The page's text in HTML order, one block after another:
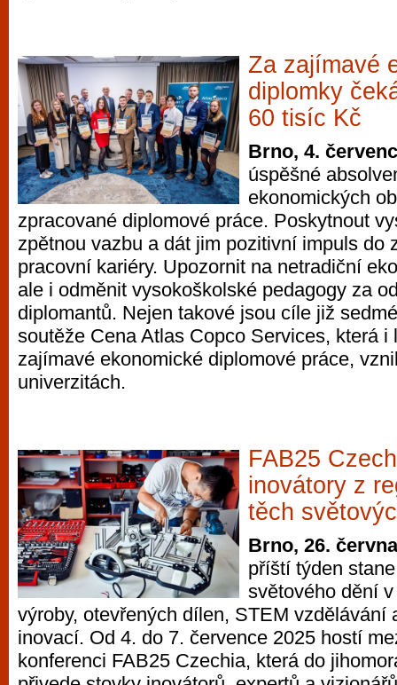
Za zajímavé
diplomky
60 tisíc Kč
Brno, 4.
úspěšné
ekonomických
zpracované diplomové práce. Poskytnout
zpětnou vazbu a dát jim pozitivní impuls do
pracovní kariéry. Upozornit na netradiční
ale i odměnit vysokoškolské pedagogy za
diplomantů. Nejen takové jsou cíle již
soutěže Cena Atlas Copco Services, která i
zajímavé ekonomické diplomové práce,
univerzitách.
FAB25
inovátory z
těch
Brno, 26.
příští týden
světového dění
výroby, otevřených dílen, STEM vzdělávání
inovací. Od 4. do 7. července 2025 hostí
konferenci FAB25 Czechia, která do